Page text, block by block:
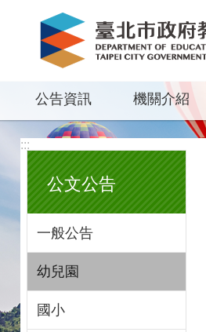
公告資訊 機關介紹
:::
公文公告
一般公告
幼兒園
國小